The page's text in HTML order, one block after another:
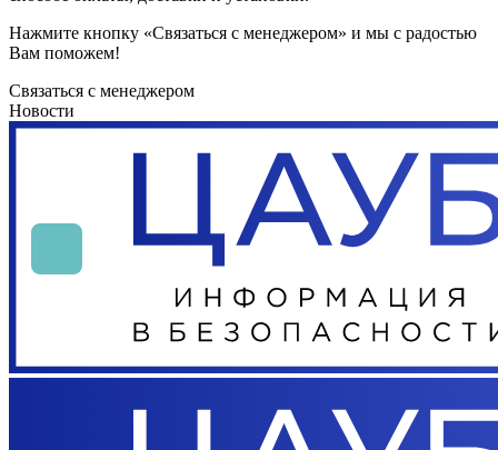
Нажмите кнопку «Связаться с менеджером» и мы с радостью
Вам поможем!
Связаться с менеджером
Новости